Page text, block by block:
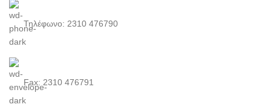
Τηλέφωνο: 2310 476790
Fax: 2310 476791